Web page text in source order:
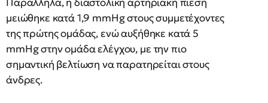
μειώθηκε κατά 1,9 mmHg στους συμμετέχοντες
της πρώτης ομάδας, ενώ αυξήθηκε κατά 5
mmHg στην ομάδα ελέγχου, με την πιο
σημαντική βελτίωση να παρατηρείται στους
άνδρες.